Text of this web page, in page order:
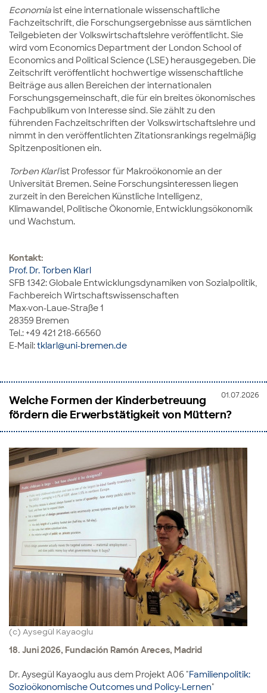
Economia ist eine internationale wissenschaftliche
Fachzeitschrift, die Forschungsergebnisse aus sämtlichen
Teilgebieten der Volkswirtschaftslehre veröffentlicht. Sie
wird vom Economics Department der London School of
Economics and Political Science (LSE) herausgegeben. Die
Zeitschrift veröffentlicht hochwertige wissenschaftliche
Beiträge aus allen Bereichen der internationalen
Forschungsgemeinschaft, die für ein breites ökonomisches
Fachpublikum von Interesse sind.Sie zählt zu den
führenden Fachzeitschriften der Volkswirtschaftslehre und
nimmt in den veröffentlichten Zitationsrankings regelmäßig
Spitzenpositionen ein.
Torben Klarlist Professor für Makroökonomie an der
Universität Bremen. Seine Forschungsinteressen liegen
zurzeit in den Bereichen Künstliche Intelligenz,
Klimawandel, Politische Ökonomie, Entwicklungsökonomik
und Wachstum.
Kontakt:
Prof. Dr. Torben Klarl
SFB 1342: Globale Entwicklungsdynamiken von Sozialpolitik,
Fachbereich Wirtschaftswissenschaften
Max-von-Laue-Straße 1
28359 Bremen
Tel.: +49 421 218-66560
E-Mail:tklarl@uni-bremen.de
01.07.2026
Welche Formen der Kinderbetreuung
fördern die Erwerbstätigkeit von Müttern?
(c) Aysegül Kayaoglu
18. Juni 2026, Fundación Ramón Areces, Madrid
Dr. Aysegül Kayaoglu aus dem Projekt A06 "Familienpolitik:
Sozioökonomische Outcomes und Policy-Lernen"